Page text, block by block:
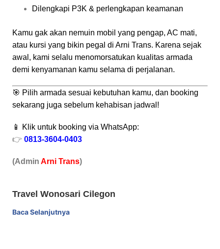
Dilengkapi P3K & perlengkapan keamanan
Kamu gak akan nemuin mobil yang pengap, AC mati,
atau kursi yang bikin pegal di Arni Trans. Karena sejak
awal, kami selalu menomorsatukan kualitas armada
demi kenyamanan kamu selama di perjalanan.
🎯 Pilih armada sesuai kebutuhan kamu, dan booking
sekarang juga sebelum kehabisan jadwal!
📱 Klik untuk booking via WhatsApp:
👉 0813-3604-0403
(Admin Arni Trans)
Travel Wonosari Cilegon
Baca Selanjutnya